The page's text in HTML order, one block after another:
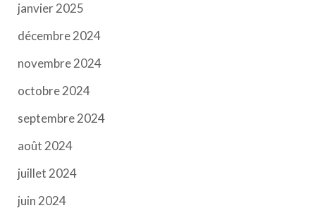
janvier 2025
décembre 2024
novembre 2024
octobre 2024
septembre 2024
août 2024
juillet 2024
juin 2024